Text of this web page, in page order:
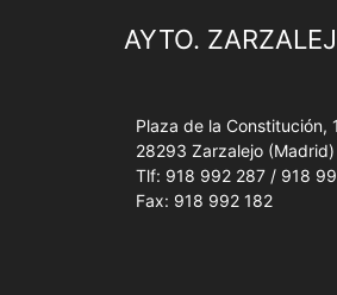
AYTO.
Plaza de la Constitución, 1
28293 Zarzalejo (Madrid)
Tlf: 918 992 287 / 918
Fax: 918 992 182